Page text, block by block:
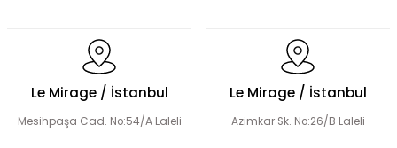
Le Mirage / İstanbul
Mesihpaşa Cad. No:54/A Laleli
Le Mirage / İstanbul
Azimkar Sk. No:26/B Laleli